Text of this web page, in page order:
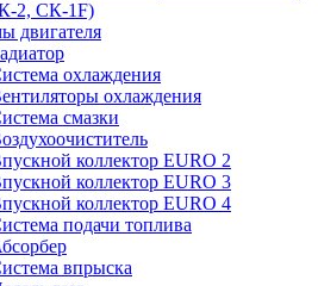
2, СК-1F)
двигателя
охлаждения
охлаждения
смазки
коллектор EURO 2
коллектор EURO 3
коллектор EURO 4
подачи топлива
впрыска